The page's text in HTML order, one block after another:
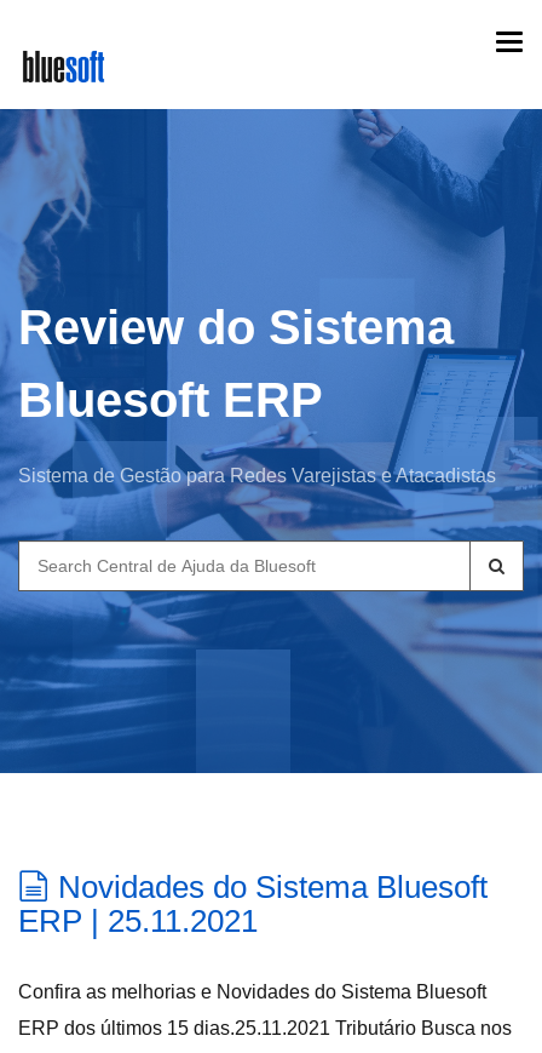
main
content
Review do Sistema
Bluesoft ERP
Sistema de Gestão para Redes Varejistas e Atacadistas
Search
for:
Novidades do Sistema Bluesoft
ERP | 25.11.2021
Confira as melhorias e Novidades do Sistema Bluesoft
ERP dos últimos 15 dias.25.11.2021 Tributário Busca nos